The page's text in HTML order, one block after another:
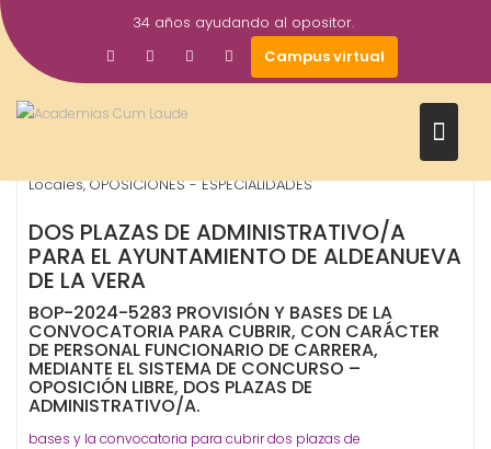
Saltar
al
contenido
34 años ayudando al opositor.
Campus virtual
Oct
2024
Gestor AcademiasCumLaude
Ayuntamientos - Corp.
Locales,OPOSICIONES - ESPECIALIDADES
DOS PLAZAS DE ADMINISTRATIVO/A
PARA EL AYUNTAMIENTO DE ALDEANUEVA
DE LA VERA
BOP-2024-5283 PROVISIÓN Y BASES DE LA
CONVOCATORIA PARA CUBRIR, CON CARÁCTER
DE PERSONAL FUNCIONARIO DE CARRERA,
MEDIANTE EL SISTEMA DE CONCURSO –
OPOSICIÓN LIBRE, DOS PLAZAS DE
ADMINISTRATIVO/A.
bases y la convocatoria para cubrir dos plazas de